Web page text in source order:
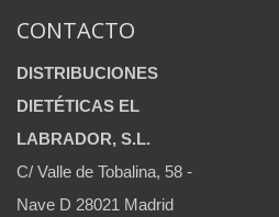
CONTACTO
DISTRIBUCIONES
DIETÉTICAS EL
LABRADOR, S.L.
C/ Valle de Tobalina, 58 -
Nave D 28021 Madrid